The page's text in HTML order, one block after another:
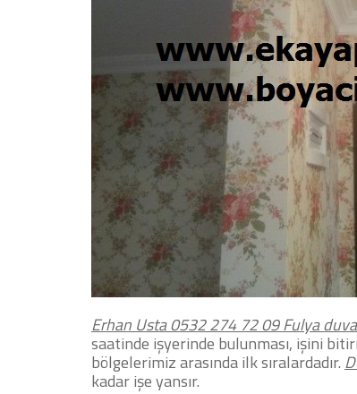
Erhan Usta 0532 274 72 09Fulya
saatinde işyerinde bulunması, işini
bölgelerimiz arasında ilk sıralardadır.
kadar işe yansır.